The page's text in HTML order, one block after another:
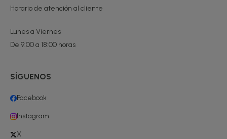
Horario de atención al cliente
Lunes a Viernes
De 9:00 a 18:00 horas
SÍGUENOS
Facebook
Instagram
X